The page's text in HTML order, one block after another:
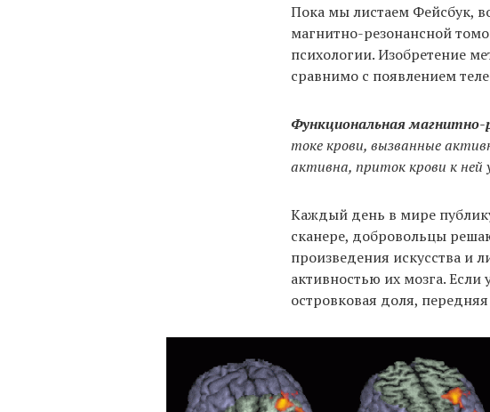
Пока мы листаем Фейсбук,
магнитно-резонансной
психологии. Изобретение
сравнимо с появлением
Функциональная
токе крови, вызванные
активна, приток крови к ней
Каждый день в мире
сканере, добровольцы
произведения искусства и
активностью их мозга. Если
островковая доля,